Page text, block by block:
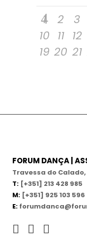
1 2 3
10
11 12
19 20 21
FORUM DANÇA |
Travessa do Calado,
T: [+351] 213 428 985
M: [+351] 925 103 596
E: